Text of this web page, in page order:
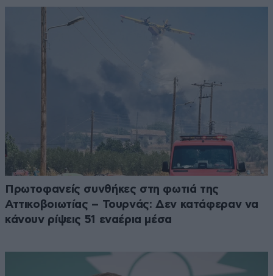
Πρωτοφανείς συνθήκες στη φωτιά της
Αττικοβοιωτίας – Τουρνάς: Δεν κατάφεραν να
κάνουν ρίψεις 51 εναέρια μέσα